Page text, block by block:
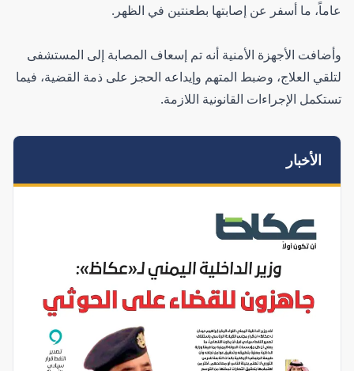
عاماً، ما أسفر عن إصابتها بطعنتين في الظهر.
وأضافت الأجهزة الأمنية أنه تم إسعاف المصابة إلى المستشفى
لتلقي العلاج، وضبط المتهم وإيداعه الحجز على ذمة القضية، فيما
تستكمل الإجراءات القانونية اللازمة.
الأخبار